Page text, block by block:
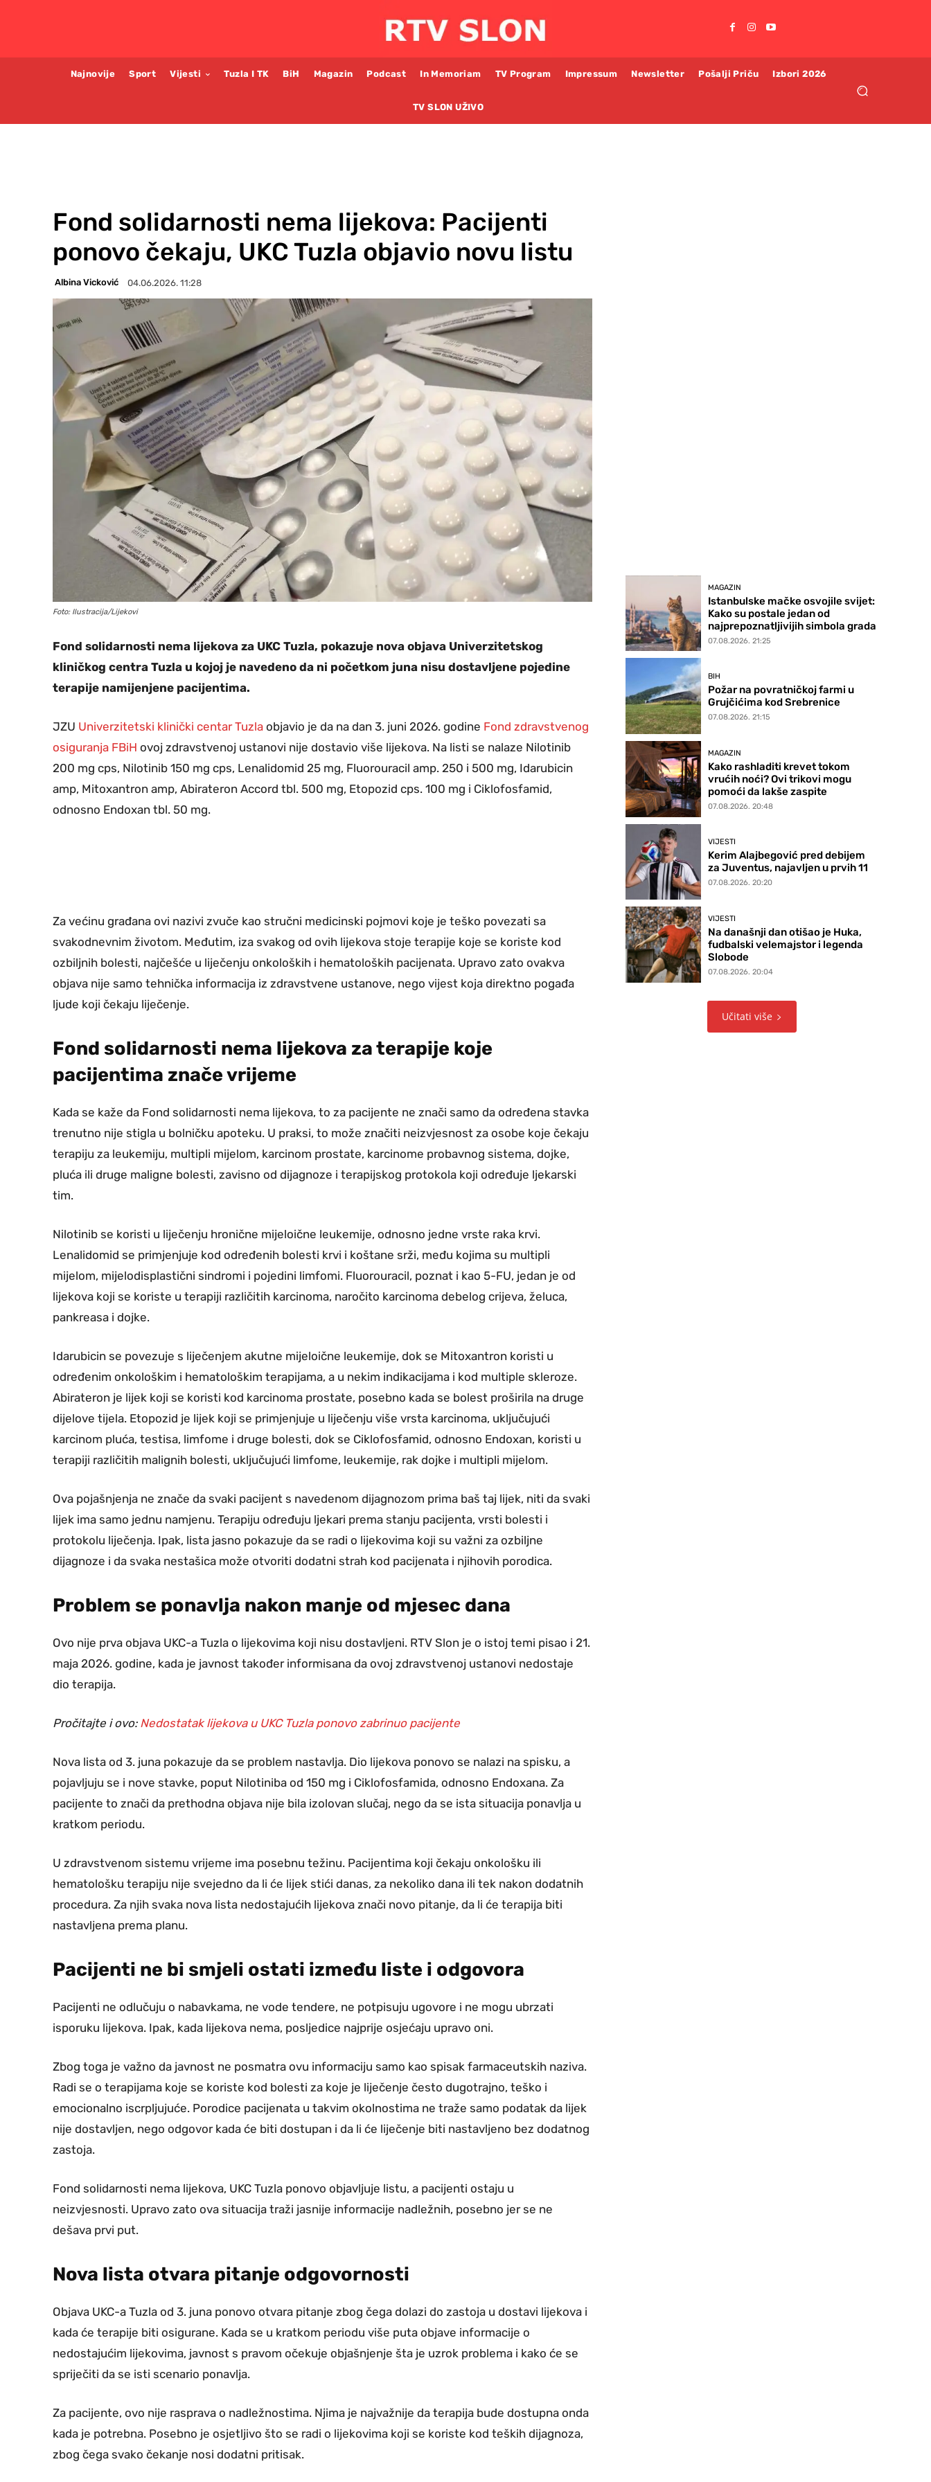
Najnovije Sport Vijesti Tuzla I TK BiH Magazin Podcast In Memoriam TV Program Impressum Newsletter Pošalji Priču Izbori 2026
TV SLON UŽIVO
Fond solidarnosti nema lijekova: Pacijenti
ponovo čekaju, UKC Tuzla objavio novu listu
Albina Vicković 04.06.2026. 11:28
Foto: Ilustracija/Lijekovi
Fond solidarnosti nema lijekova za UKC Tuzla, pokazuje nova objava Univerzitetskog
kliničkog centra Tuzla u kojoj je navedeno da ni početkom juna nisu dostavljene pojedine
terapije namijenjene pacijentima.
JZU Univerzitetski klinički centar Tuzla objavio je da na dan 3. juni 2026. godine Fond zdravstvenog
osiguranja FBiH ovoj zdravstvenoj ustanovi nije dostavio više lijekova. Na listi se nalaze Nilotinib
200 mg cps, Nilotinib 150 mg cps, Lenalidomid 25 mg, Fluorouracil amp. 250 i 500 mg, Idarubicin
amp, Mitoxantron amp, Abirateron Accord tbl. 500 mg, Etopozid cps. 100 mg i Ciklofosfamid,
odnosno Endoxan tbl. 50 mg.
Za većinu građana ovi nazivi zvuče kao stručni medicinski pojmovi koje je teško povezati sa
svakodnevnim životom. Međutim, iza svakog od ovih lijekova stoje terapije koje se koriste kod
ozbiljnih bolesti, najčešće u liječenju onkoloških i hematoloških pacijenata. Upravo zato ovakva
objava nije samo tehnička informacija iz zdravstvene ustanove, nego vijest koja direktno pogađa
ljude koji čekaju liječenje.
Fond solidarnosti nema lijekova za terapije koje
pacijentima znače vrijeme
Kada se kaže da Fond solidarnosti nema lijekova, to za pacijente ne znači samo da određena stavka
trenutno nije stigla u bolničku apoteku. U praksi, to može značiti neizvjesnost za osobe koje čekaju
terapiju za leukemiju, multipli mijelom, karcinom prostate, karcinome probavnog sistema, dojke,
pluća ili druge maligne bolesti, zavisno od dijagnoze i terapijskog protokola koji određuje ljekarski
tim.
Nilotinib se koristi u liječenju hronične mijeloične leukemije, odnosno jedne vrste raka krvi.
Lenalidomid se primjenjuje kod određenih bolesti krvi i koštane srži, među kojima su multipli
mijelom, mijelodisplastični sindromi i pojedini limfomi. Fluorouracil, poznat i kao 5-FU, jedan je od
lijekova koji se koriste u terapiji različitih karcinoma, naročito karcinoma debelog crijeva, želuca,
pankreasa i dojke.
Idarubicin se povezuje s liječenjem akutne mijeloične leukemije, dok se Mitoxantron koristi u
određenim onkološkim i hematološkim terapijama, a u nekim indikacijama i kod multiple skleroze.
Abirateron je lijek koji se koristi kod karcinoma prostate, posebno kada se bolest proširila na druge
dijelove tijela. Etopozid je lijek koji se primjenjuje u liječenju više vrsta karcinoma, uključujući
karcinom pluća, testisa, limfome i druge bolesti, dok se Ciklofosfamid, odnosno Endoxan, koristi u
terapiji različitih malignih bolesti, uključujući limfome, leukemije, rak dojke i multipli mijelom.
Ova pojašnjenja ne znače da svaki pacijent s navedenom dijagnozom prima baš taj lijek, niti da svaki
lijek ima samo jednu namjenu. Terapiju određuju ljekari prema stanju pacijenta, vrsti bolesti i
protokolu liječenja. Ipak, lista jasno pokazuje da se radi o lijekovima koji su važni za ozbiljne
dijagnoze i da svaka nestašica može otvoriti dodatni strah kod pacijenata i njihovih porodica.
Problem se ponavlja nakon manje od mjesec dana
Ovo nije prva objava UKC-a Tuzla o lijekovima koji nisu dostavljeni. RTV Slon je o istoj temi pisao i 21.
maja 2026. godine, kada je javnost također informisana da ovoj zdravstvenoj ustanovi nedostaje
dio terapija.
Pročitajte i ovo: Nedostatak lijekova u UKC Tuzla ponovo zabrinuo pacijente
Nova lista od 3. juna pokazuje da se problem nastavlja. Dio lijekova ponovo se nalazi na spisku, a
pojavljuju se i nove stavke, poput Nilotiniba od 150 mg i Ciklofosfamida, odnosno Endoxana. Za
pacijente to znači da prethodna objava nije bila izolovan slučaj, nego da se ista situacija ponavlja u
kratkom periodu.
U zdravstvenom sistemu vrijeme ima posebnu težinu. Pacijentima koji čekaju onkološku ili
hematološku terapiju nije svejedno da li će lijek stići danas, za nekoliko dana ili tek nakon dodatnih
procedura. Za njih svaka nova lista nedostajućih lijekova znači novo pitanje, da li će terapija biti
nastavljena prema planu.
Pacijenti ne bi smjeli ostati između liste i odgovora
Pacijenti ne odlučuju o nabavkama, ne vode tendere, ne potpisuju ugovore i ne mogu ubrzati
isporuku lijekova. Ipak, kada lijekova nema, posljedice najprije osjećaju upravo oni.
Zbog toga je važno da javnost ne posmatra ovu informaciju samo kao spisak farmaceutskih naziva.
Radi se o terapijama koje se koriste kod bolesti za koje je liječenje često dugotrajno, teško i
emocionalno iscrpljujuće. Porodice pacijenata u takvim okolnostima ne traže samo podatak da lijek
nije dostavljen, nego odgovor kada će biti dostupan i da li će liječenje biti nastavljeno bez dodatnog
zastoja.
Fond solidarnosti nema lijekova, UKC Tuzla ponovo objavljuje listu, a pacijenti ostaju u
neizvjesnosti. Upravo zato ova situacija traži jasnije informacije nadležnih, posebno jer se ne
dešava prvi put.
Nova lista otvara pitanje odgovornosti
Objava UKC-a Tuzla od 3. juna ponovo otvara pitanje zbog čega dolazi do zastoja u dostavi lijekova i
kada će terapije biti osigurane. Kada se u kratkom periodu više puta objave informacije o
nedostajućim lijekovima, javnost s pravom očekuje objašnjenje šta je uzrok problema i kako će se
spriječiti da se isti scenario ponavlja.
Za pacijente, ovo nije rasprava o nadležnostima. Njima je najvažnije da terapija bude dostupna onda
kada je potrebna. Posebno je osjetljivo što se radi o lijekovima koji se koriste kod teških dijagnoza,
zbog čega svako čekanje nosi dodatni pritisak.
MAGAZIN
Istanbulske mačke osvojile svijet:
Kako su postale jedan od
najprepoznatljivijih simbola grada
07.08.2026. 21:25
BIH
Požar na povratničkoj farmi u
Grujčićima kod Srebrenice
07.08.2026. 21:15
MAGAZIN
Kako rashladiti krevet tokom
vrućih noći? Ovi trikovi mogu
pomoći da lakše zaspite
07.08.2026. 20:48
VIJESTI
Kerim Alajbegović pred debijem
za Juventus, najavljen u prvih 11
07.08.2026. 20:20
VIJESTI
Na današnji dan otišao je Huka,
fudbalski velemajstor i legenda
Slobode
07.08.2026. 20:04
Učitati više